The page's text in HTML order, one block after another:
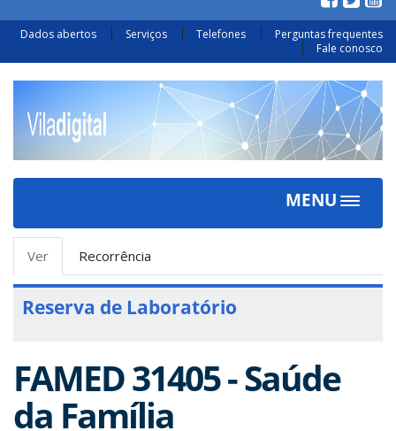
Dados abertos Serviços Telefones
Perguntas frequentes
Fale conosco
MENU
Toggle
Abas
primárias
Ver
ativa)
Recorrência
Reserva de Laboratório
FAMED 31405 - Saúde
da Família